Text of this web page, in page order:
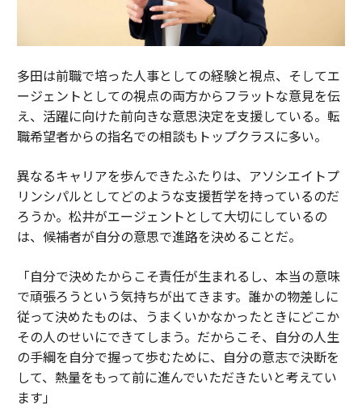
多田は前職で培った人事としての経験と視点、そしてエ
ージェントとしての視点の両方からフラットな意見を伝
え、活躍に向けた前向きな意思決定を支援している。転
職希望者からの指名での相談もトップクラスに多い。
異なるキャリアを歩んできたふたりは、アソシエイトプ
リンシパルとしてどのような支援哲学を持っているのだ
ろうか。松井がエージェントとして大切にしているの
は、候補者が自分の意思で進路を決めることだ。
「自分で決めたからこそ責任が生まれるし、本当の意味
で頑張ろうという気持ちが出てきます。誰かの物差しに
従って決めたものは、うまくいかなかったときにどこか
その人のせいにできてしまう。だからこそ、自分の人生
の手綱を自分で握って歩むために、自分の意志で決断を
して、熱量をもって前に進んでいただきたいと考えてい
ます」